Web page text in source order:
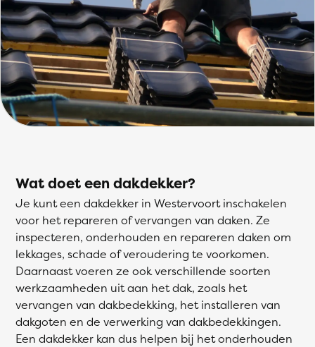
Wat doet een dakdekker?
Je kunt een dakdekker in Westervoort inschakelen
voor het repareren of vervangen van daken. Ze
inspecteren, onderhouden en repareren daken om
lekkages, schade of veroudering te voorkomen.
Daarnaast voeren ze ook verschillende soorten
werkzaamheden uit aan het dak, zoals het
vervangen van dakbedekking, het installeren van
dakgoten en de verwerking van dakbedekkingen.
Een dakdekker kan dus helpen bij het onderhouden